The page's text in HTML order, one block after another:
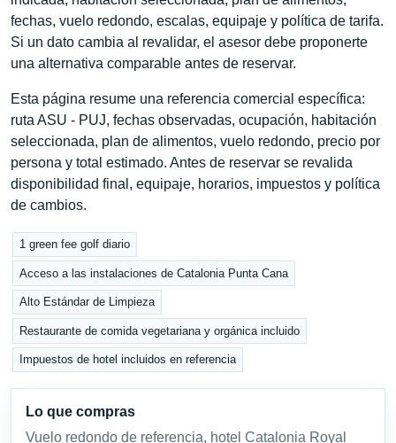
fechas, vuelo redondo, escalas, equipaje y política de tarifa.
Si un dato cambia al revalidar, el asesor debe proponerte
una alternativa comparable antes de reservar.
Esta página resume una referencia comercial específica:
ruta ASU - PUJ, fechas observadas, ocupación, habitación
seleccionada, plan de alimentos, vuelo redondo, precio por
persona y total estimado. Antes de reservar se revalida
disponibilidad final, equipaje, horarios, impuestos y política
de cambios.
1 green fee golf diario
Acceso a las instalaciones de Catalonia Punta Cana
Alto Estándar de Limpieza
Restaurante de comida vegetariana y orgánica incluido
Impuestos de hotel incluidos en referencia
Lo que compras
Vuelo redondo de referencia, hotel Catalonia Royal